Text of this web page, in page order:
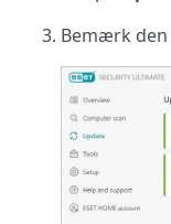
Bemærk den